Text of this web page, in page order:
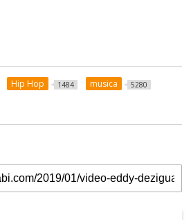
Hip Hop 1484 musica 5280